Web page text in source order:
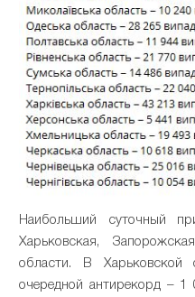
Наибольший суточный
Харьковская,
области. В Харьковской
очередной антирекорд – 1